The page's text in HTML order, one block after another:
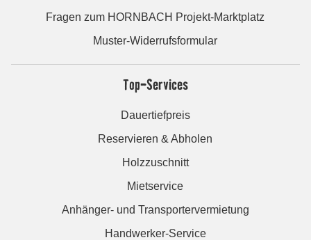
Fragen zum HORNBACH Projekt-Marktplatz
Muster-Widerrufsformular
Top-Services
Dauertiefpreis
Reservieren & Abholen
Holzzuschnitt
Mietservice
Anhänger- und Transportervermietung
Handwerker-Service